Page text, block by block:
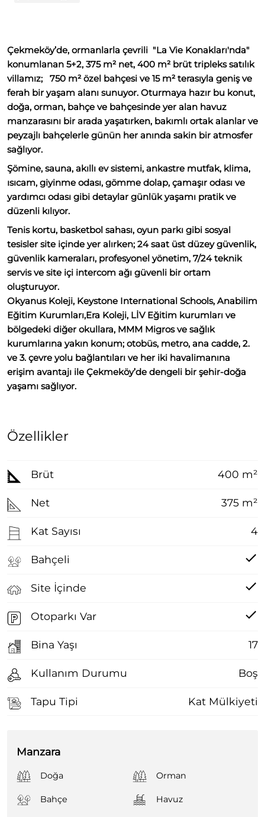
Çekmeköy’de, ormanlarla çevrili "La Vie Konakları'nda"
konumlanan 5+2, 375 m² net, 400 m² brüt tripleks satılık
villamız; 750 m² özel bahçesi ve 15 m² terasıyla geniş ve
ferah bir yaşam alanı sunuyor. Oturmaya hazır bu konut,
doğa, orman, bahçe ve bahçesinde yer alan havuz
manzarasını bir arada yaşatırken, bakımlı ortak alanlar ve
peyzajlı bahçelerle günün her anında sakin bir atmosfer
sağlıyor.
Şömine, sauna, akıllı ev sistemi, ankastre mutfak, klima,
ısıcam, giyinme odası, gömme dolap, çamaşır odası ve
yardımcı odası gibi detaylar günlük yaşamı pratik ve
düzenli kılıyor.
Tenis kortu, basketbol sahası, oyun parkı gibi sosyal
tesisler site içinde yer alırken; 24 saat üst düzey güvenlik,
güvenlik kameraları, profesyonel yönetim, 7/24 teknik
servis ve site içi intercom ağı güvenli bir ortam
oluşturuyor.
Okyanus Koleji, Keystone International Schools, Anabilim
Eğitim Kurumları,Era Koleji, LİV Eğitim kurumları ve
bölgedeki diğer okullara, MMM Migros ve sağlık
kurumlarına yakın konum; otobüs, metro, ana cadde, 2.
ve 3. çevre yolu bağlantıları ve her iki havalimanına
erişim avantajı ile Çekmeköy’de dengeli bir şehir-doğa
yaşamı sağlıyor.
Özellikler
Brüt 400 m²
Net 375 m²
Kat Sayısı 4
Bahçeli
Site İçinde
Otoparkı Var
Bina Yaşı 17
Kullanım Durumu Boş
Tapu Tipi Kat Mülkiyeti
Manzara
Doğa Orman
Bahçe Havuz